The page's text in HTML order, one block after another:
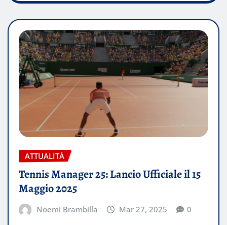
ATTUALITÀ
Tennis Manager 25: Lancio Ufficiale il 15
Maggio 2025
Noemi Brambilla Mar 27, 2025 0